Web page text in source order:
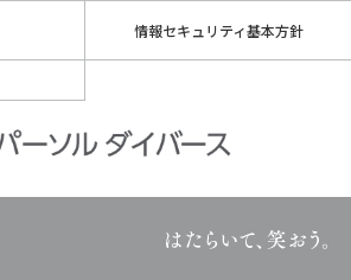
情報セキュリティ基本方針